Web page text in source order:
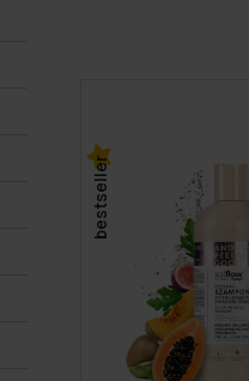
bestseller